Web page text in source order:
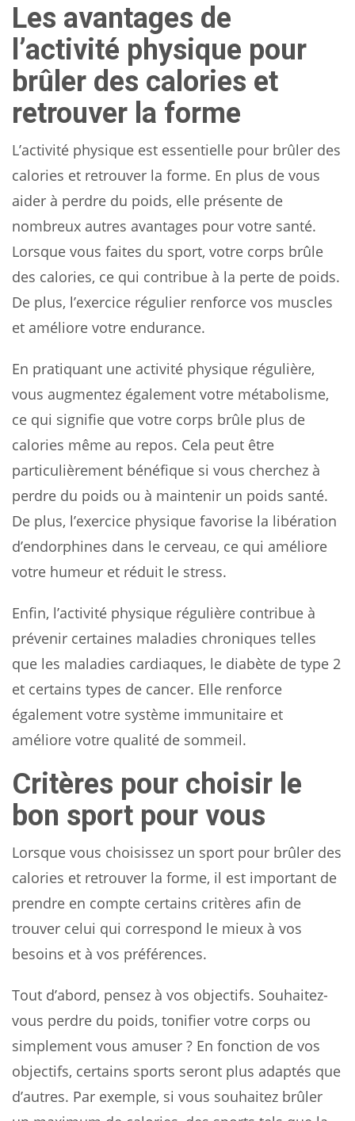
Les avantages de
l’activité physique pour
brûler des calories et
retrouver la forme
L’activité physique est essentielle pour brûler des
calories et retrouver la forme. En plus de vous
aider à perdre du poids, elle présente de
nombreux autres avantages pour votre santé.
Lorsque vous faites du sport, votre corps brûle
des calories, ce qui contribue à la perte de poids.
De plus, l’exercice régulier renforce vos muscles
et améliore votre endurance.
En pratiquant une activité physique régulière,
vous augmentez également votre métabolisme,
ce qui signifie que votre corps brûle plus de
calories même au repos. Cela peut être
particulièrement bénéfique si vous cherchez à
perdre du poids ou à maintenir un poids santé.
De plus, l’exercice physique favorise la libération
d’endorphines dans le cerveau, ce qui améliore
votre humeur et réduit le stress.
Enfin, l’activité physique régulière contribue à
prévenir certaines maladies chroniques telles
que les maladies cardiaques, le diabète de type 2
et certains types de cancer. Elle renforce
également votre système immunitaire et
améliore votre qualité de sommeil.
Critères pour choisir le
bon sport pour vous
Lorsque vous choisissez un sport pour brûler des
calories et retrouver la forme, il est important de
prendre en compte certains critères afin de
trouver celui qui correspond le mieux à vos
besoins et à vos préférences.
Tout d’abord, pensez à vos objectifs. Souhaitez-
vous perdre du poids, tonifier votre corps ou
simplement vous amuser ? En fonction de vos
objectifs, certains sports seront plus adaptés que
d’autres. Par exemple, si vous souhaitez brûler